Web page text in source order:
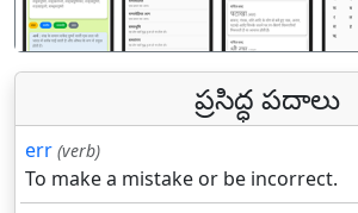
ప్రసిద్ధ పదాలు
err (verb)
To make a mistake or be incorrect.